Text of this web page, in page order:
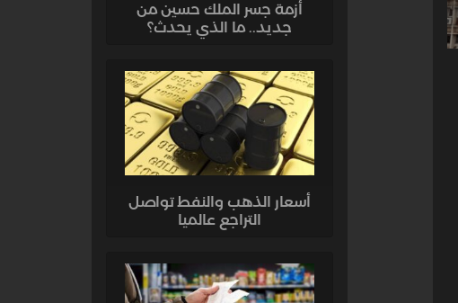
أزمة جسر الملك حسين من
جديد.. ما الذي يحدث؟
أسعار الذهب والنفط تواصل
التراجع عالميا